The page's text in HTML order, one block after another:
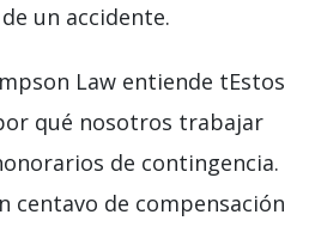
un accidente.
Law entiende tEstos
qué nosotros trabajar
de contingencia.
centavo de compensación